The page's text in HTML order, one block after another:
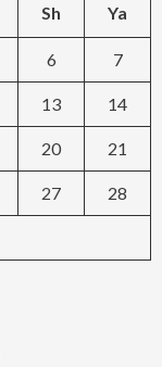
Sh Ya
6 7
13 14
20 21
27 28